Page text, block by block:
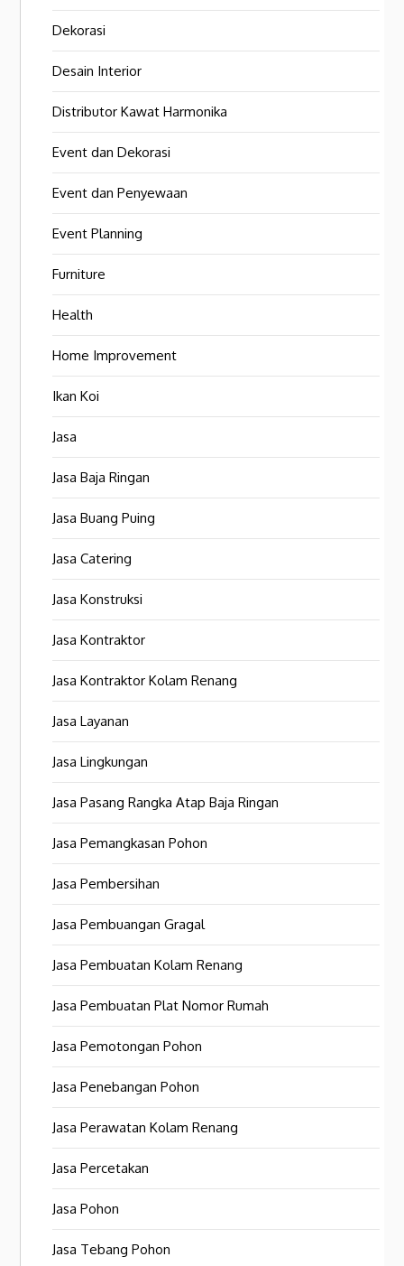
Dekorasi
Desain Interior
Distributor Kawat Harmonika
Event dan Dekorasi
Event dan Penyewaan
Event Planning
Furniture
Health
Home Improvement
Ikan Koi
Jasa
Jasa Baja Ringan
Jasa Buang Puing
Jasa Catering
Jasa Konstruksi
Jasa Kontraktor
Jasa Kontraktor Kolam Renang
Jasa Layanan
Jasa Lingkungan
Jasa Pasang Rangka Atap Baja Ringan
Jasa Pemangkasan Pohon
Jasa Pembersihan
Jasa Pembuangan Gragal
Jasa Pembuatan Kolam Renang
Jasa Pembuatan Plat Nomor Rumah
Jasa Pemotongan Pohon
Jasa Penebangan Pohon
Jasa Perawatan Kolam Renang
Jasa Percetakan
Jasa Pohon
Jasa Tebang Pohon